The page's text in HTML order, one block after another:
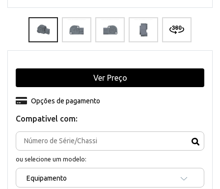
Compativel com:
ou selecione um modelo:
Equipamento
Opções de pagamento
Ver Preço